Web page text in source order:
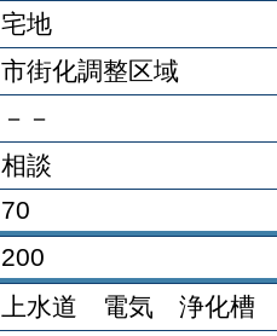
宅地
市街化調整区域
－－
相談
70
200
上水道 電気 浄化槽